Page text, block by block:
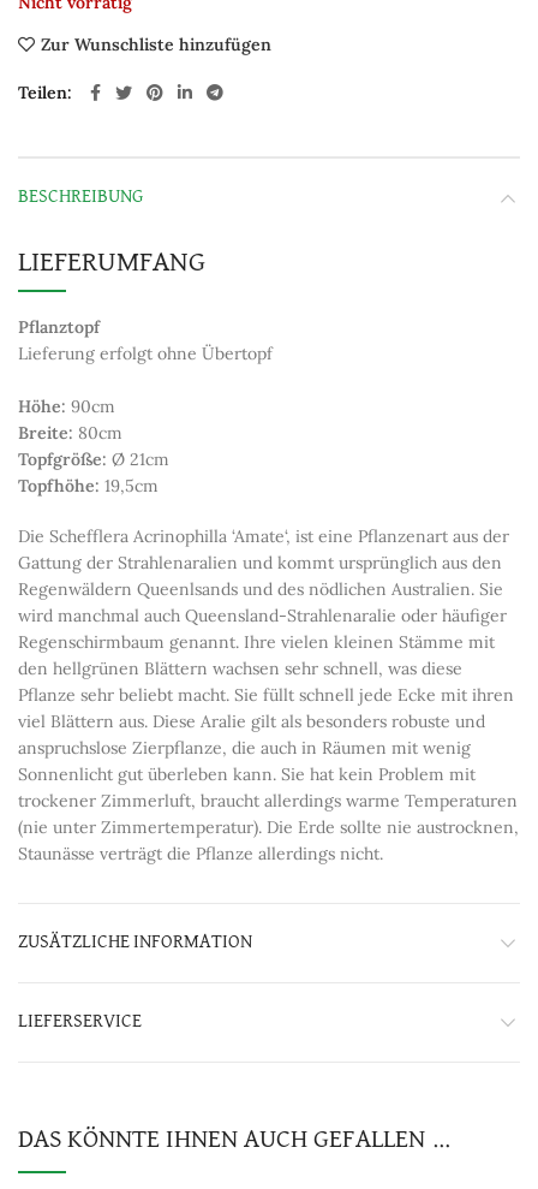
Zur Wunschliste hinzufügen
Teilen
BESCHREIBUNG
LIEFERUMFANG
Pflanztopf
Lieferung erfolgt ohne Übertopf
Höhe: 90cm
Breite: 80cm
Topfgröße: Ø 21cm
Topfhöhe: 19,5cm
Die Schefflera Acrinophilla ‘Amate‘, ist eine Pflanzenart aus der
Gattung der Strahlenaralien und kommt ursprünglich aus den
Regenwäldern Queenlsands und des nödlichen Australien. Sie
wird manchmal auch Queensland-Strahlenaralie oder häufiger
Regenschirmbaum genannt. Ihre vielen kleinen Stämme mit
den hellgrünen Blättern wachsen sehr schnell, was diese
Pflanze sehr beliebt macht. Sie füllt schnell jede Ecke mit ihren
viel Blättern aus. Diese Aralie gilt als besonders robuste und
anspruchslose Zierpflanze, die auch in Räumen mit wenig
Sonnenlicht gut überleben kann. Sie hat kein Problem mit
trockener Zimmerluft, braucht allerdings warme Temperaturen
(nie unter Zimmertemperatur). Die Erde sollte nie austrocknen,
Staunässe verträgt die Pflanze allerdings nicht.
ZUSÄTZLICHE INFORMATION
LIEFERSERVICE
DAS KÖNNTE IHNEN AUCH GEFALLEN …